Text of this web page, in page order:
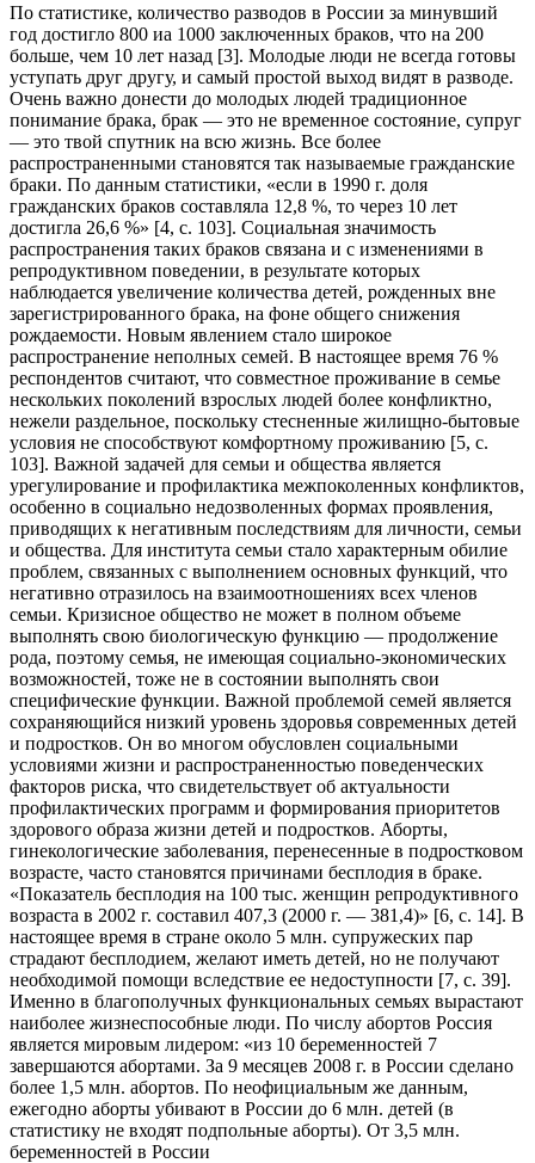
По статистике, количество разводов в России за минувший
год достигло 800 иа 1000 заключенных браков, что на 200
больше, чем 10 лет назад [3]. Молодые люди не всегда готовы
уступать друг другу, и самый простой выход видят в разводе.
Очень важно донести до молодых людей традиционное
понимание брака, брак — это не временное состояние, супруг
— это твой спутник на всю жизнь. Все более
распространенными становятся так называемые гражданские
браки. По данным статистики, «если в 1990 г. доля
гражданских браков составляла 12,8 %, то через 10 лет
достигла 26,6 %» [4, с. 103]. Социальная значимость
распространения таких браков связана и с изменениями в
репродуктивном поведении, в результате которых
наблюдается увеличение количества детей, рожденных вне
зарегистрированного брака, на фоне общего снижения
рождаемости. Новым явлением стало широкое
распространение неполных семей. В настоящее время 76 %
респондентов считают, что совместное проживание в семье
нескольких поколений взрослых людей более конфликтно,
нежели раздельное, поскольку стесненные жилищно-бытовые
условия не способствуют комфортному проживанию [5, с.
103]. Важной задачей для семьи и общества является
урегулирование и профилактика межпоколенных конфликтов,
особенно в социально недозволенных формах проявления,
приводящих к негативным последствиям для личности, семьи
и общества. Для института семьи стало характерным обилие
проблем, связанных с выполнением основных функций, что
негативно отразилось на взаимоотношениях всех членов
семьи. Кризисное общество не может в полном объеме
выполнять свою биологическую функцию — продолжение
рода, поэтому семья, не имеющая социально-экономических
возможностей, тоже не в состоянии выполнять свои
специфические функции. Важной проблемой семей является
сохраняющийся низкий уровень здоровья современных детей
и подростков. Он во многом обусловлен социальными
условиями жизни и распространенностью поведенческих
факторов риска, что свидетельствует об актуальности
профилактических программ и формирования приоритетов
здорового образа жизни детей и подростков. Аборты,
гинекологические заболевания, перенесенные в подростковом
возрасте, часто становятся причинами бесплодия в браке.
«Показатель бесплодия на 100 тыс. женщин репродуктивного
возраста в 2002 г. составил 407,3 (2000 г. — 381,4)» [6, с. 14]. В
настоящее время в стране около 5 млн. супружеских пар
страдают бесплодием, желают иметь детей, но не получают
необходимой помощи вследствие ее недоступности [7, с. 39].
Именно в благополучных функциональных семьях вырастают
наиболее жизнеспособные люди. По числу абортов Россия
является мировым лидером: «из 10 беременностей 7
завершаются абортами. За 9 месяцев 2008 г. в России сделано
более 1,5 млн. абортов. По неофициальным же данным,
ежегодно аборты убивают в России до 6 млн. детей (в
статистику не входят подпольные аборты). От 3,5 млн.
беременностей в России